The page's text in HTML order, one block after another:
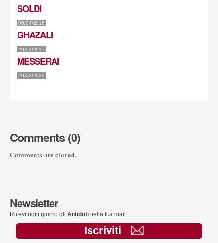
SOLDI
06/04/2016
GHAZALI
20/03/2017
MESSERAI
20/02/2022
Comments (0)
Comments are closed.
Newsletter
Ricevi ogni giorno gli Antidoti nella tua mail
Iscriviti